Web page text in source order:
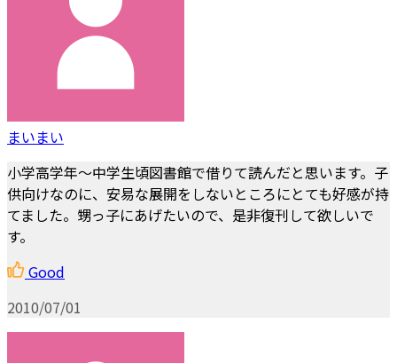
まいまい
小学高学年～中学生頃図書館で借りて読んだと思います。子
供向けなのに、安易な展開をしないところにとても好感が持
てました。甥っ子にあげたいので、是非復刊して欲しいで
す。
Good
2010/07/01